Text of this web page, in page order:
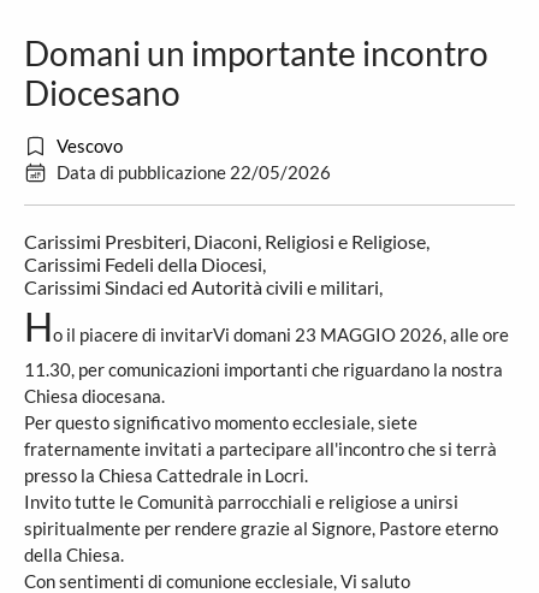
Domani un importante incontro
Diocesano
Vescovo
Data di pubblicazione 22/05/2026
Carissimi Presbiteri, Diaconi, Religiosi e Religiose,
Carissimi Fedeli della Diocesi,
Carissimi Sindaci ed Autorità civili e militari,
Ho il piacere di invitarVi domani 23 MAGGIO 2026, alle ore
11.30, per comunicazioni importanti che riguardano la nostra
Chiesa diocesana.
Per questo significativo momento ecclesiale, siete
fraternamente invitati a partecipare all'incontro che si terrà
presso la Chiesa Cattedrale in Locri.
Invito tutte le Comunità parrocchiali e religiose a unirsi
spiritualmente per rendere grazie al Signore, Pastore eterno
della Chiesa.
Con sentimenti di comunione ecclesiale, Vi saluto